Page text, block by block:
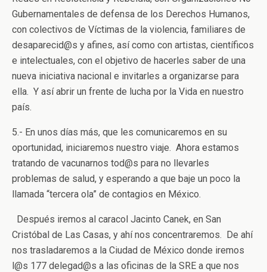
Gubernamentales de defensa de los Derechos Humanos,
con colectivos de Víctimas de la violencia, familiares de
desaparecid@s y afines, así como con artistas, científicos
e intelectuales, con el objetivo de hacerles saber de una
nueva iniciativa nacional e invitarles a organizarse para
ella. Y así abrir un frente de lucha por la Vida en nuestro
país.
5.- En unos días más, que les comunicaremos en su
oportunidad, iniciaremos nuestro viaje. Ahora estamos
tratando de vacunarnos tod@s para no llevarles
problemas de salud, y esperando a que baje un poco la
llamada “tercera ola” de contagios en México.
Después iremos al caracol Jacinto Canek, en San
Cristóbal de Las Casas, y ahí nos concentraremos. De ahí
nos trasladaremos a la Ciudad de México donde iremos
l@s 177 delegad@s a las oficinas de la SRE a que nos